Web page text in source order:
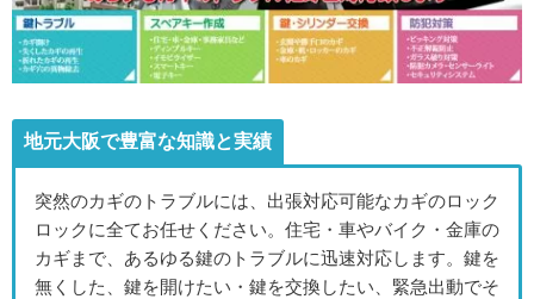
地元大阪で豊富な知識と実績
突然のカギのトラブルには、出張対応可能なカギのロック
ロックに全てお任せください。住宅・車やバイク・金庫の
カギまで、あるゆる鍵のトラブルに迅速対応します。鍵を
無くした、鍵を開けたい・鍵を交換したい、緊急出動でそ